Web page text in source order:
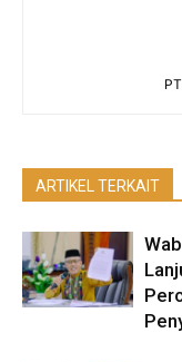
ARTIKEL TERKAIT